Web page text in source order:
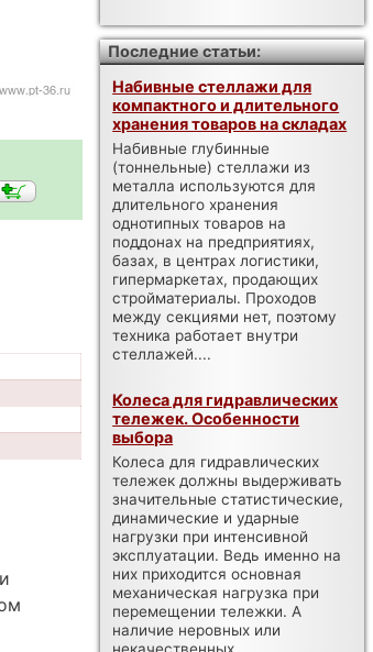
Последние статьи:
Набивные стеллажи для
компактного и длительного
хранения товаров на складах
Набивные глубинные
(тоннельные) стеллажи из
металла используются для
длительного хранения
однотипных товаров на
поддонах на предприятиях,
базах, в центрах логистики,
гипермаркетах, продающих
стройматериалы. Проходов
между секциями нет, поэтому
техника работает внутри
стеллажей....
Колеса для гидравлических
тележек. Особенности
выбора
Колеса для гидравлических
тележек должны выдерживать
значительные статистические,
динамические и ударные
нагрузки при интенсивной
эксплуатации. Ведь именно на
них приходится основная
механическая нагрузка при
перемещении тележки. А
наличие неровных или
некачественных...